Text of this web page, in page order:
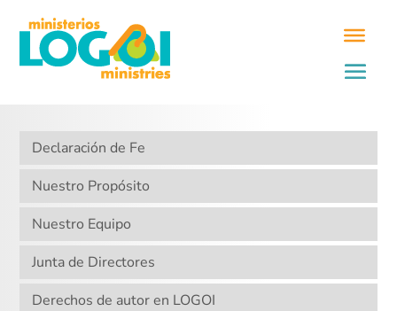
Declaración de Fe
Nuestro Propósito
Nuestro Equipo
Junta de Directores
Derechos de autor en LOGOI